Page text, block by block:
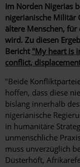
Im Norden Nigerias
nigerianische Militär
ältere Menschen, für
wird. Zu diesen
Bericht "My heart is
conflict,
"Beide
hoffen, dass diese
bislang innerhalb
nigerianische
in humanitäre
unmenschliche
muss unverzüglich
Düsterhöft,